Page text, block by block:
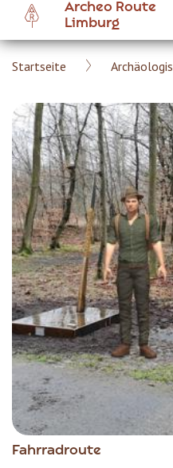
main
content
Archeo Route
Limburg
Breadcrumb
Startseite
Fahrradroute
Item